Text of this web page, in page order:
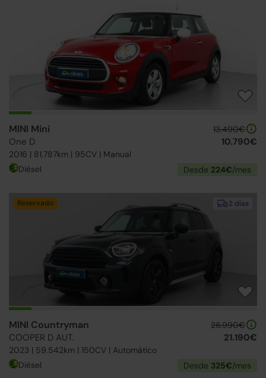
MINI Mini
One D
2016 | 81.787km | 95CV | Manual
13.490€
10.790€
Diésel Desde 224€/mes
2 días
Reservado
MINI Countryman
COOPER D AUT.
2023 | 59.542km | 150CV | Automático
26.990€
21.190€
Diésel Desde 325€/mes